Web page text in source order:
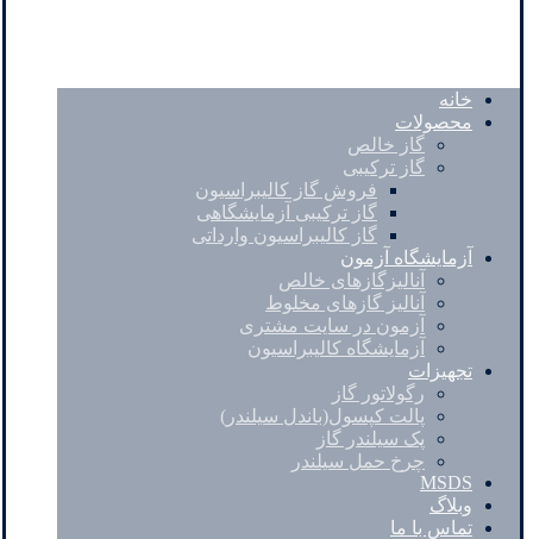
خانه
محصولات
گاز خالص
گاز ترکیبی
فروش گاز کالیبراسیون
گاز ترکیبی آزمایشگاهی
گاز کالیبراسیون وارداتی
آزمایشگاه آزمون
آنالیزگازهای خالص
آنالیز گازهای مخلوط
آزمون در سایت مشتری
آزمایشگاه کالیبراسیون
تجهیزات
رگولاتور گاز
پالت کپسول(باندل سیلندر)
پک سیلندر گاز
چرخ حمل سیلندر
MSDS
وبلاگ
تماس با ما